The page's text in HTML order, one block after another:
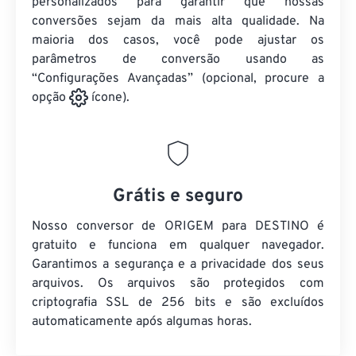
conversões sejam da mais alta qualidade. Na
maioria dos casos, você pode ajustar os
parâmetros de conversão usando as
“Configurações Avançadas” (opcional, procure a
opção
ícone).
Grátis e seguro
Nosso conversor de ORIGEM para DESTINO é
gratuito e funciona em qualquer navegador.
Garantimos a segurança e a privacidade dos seus
arquivos. Os arquivos são protegidos com
criptografia SSL de 256 bits e são excluídos
automaticamente após algumas horas.